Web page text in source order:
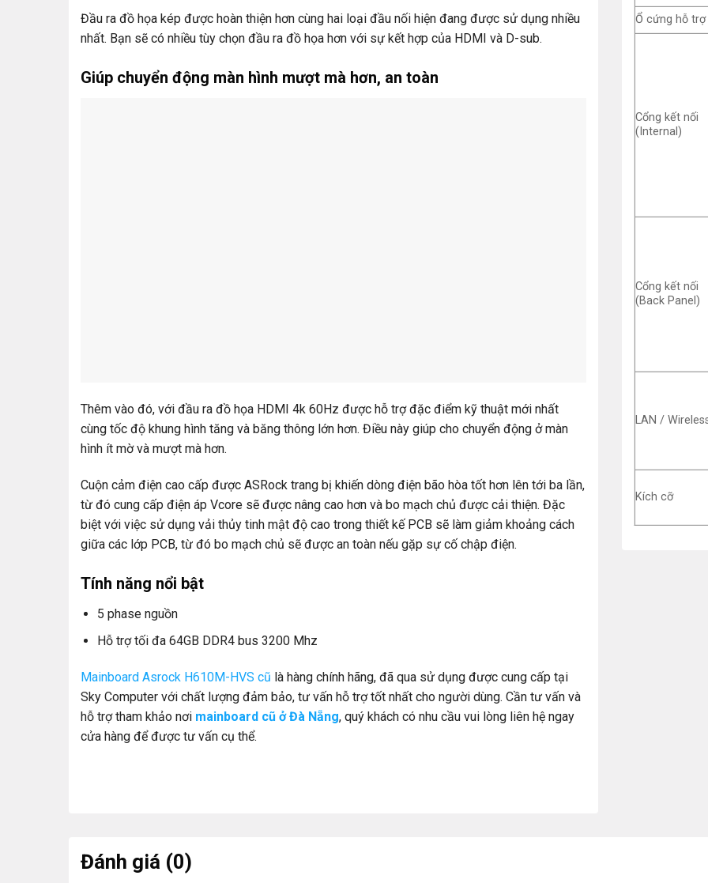
Đầu ra đồ họa kép được hoàn thiện hơn cùng hai loại đầu nối hiện đang được sử dụng nhiều
nhất. Bạn sẽ có nhiều tùy chọn đầu ra đồ họa hơn với sự kết hợp của HDMI và D-sub.
Giúp chuyển động màn hình mượt mà hơn, an toàn
Thêm vào đó, với đầu ra đồ họa HDMI 4k 60Hz được hỗ trợ đặc điểm kỹ thuật mới nhất
cùng tốc độ khung hình tăng và băng thông lớn hơn. Điều này giúp cho chuyển động ở màn
hình ít mờ và mượt mà hơn.
Cuộn cảm điện cao cấp được ASRock trang bị khiến dòng điện bão hòa tốt hơn lên tới ba lần,
từ đó cung cấp điện áp Vcore sẽ được nâng cao hơn và bo mạch chủ được cải thiện. Đặc
biệt với việc sử dụng vải thủy tinh mật độ cao trong thiết kế PCB sẽ làm giảm khoảng cách
giữa các lớp PCB, từ đó bo mạch chủ sẽ được an toàn nếu gặp sự cố chập điện.
Tính năng nổi bật
5 phase nguồn
Hỗ trợ tối đa 64GB DDR4 bus 3200 Mhz
Mainboard Asrock H610M-HVS cũ là hàng chính hãng, đã qua sử dụng được cung cấp tại
Sky Computer với chất lượng đảm bảo, tư vấn hỗ trợ tốt nhất cho người dùng. Cần tư vấn và
hỗ trợ tham khảo nơi mainboard cũ ở Đà Nẵng, quý khách có nhu cầu vui lòng liên hệ ngay
cửa hàng để được tư vấn cụ thể.
Ổ cứng hỗ trợ
Cổng kết nối
(Internal)
Cổng kết nối
(Back Panel)
LAN /
Kích cỡ
Đánh giá (0)